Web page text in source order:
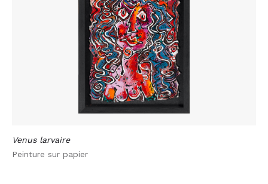
Venus larvaire
Peinture sur papier